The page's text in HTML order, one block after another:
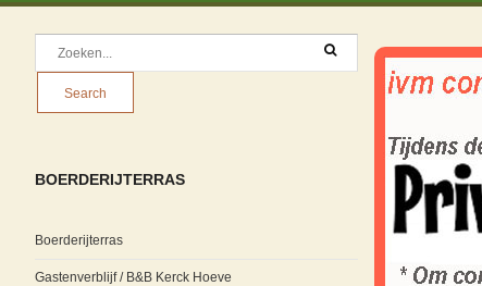
BOERDERIJTERRAS
Boerderijterras
Gastenverblijf / B&B Kerck Hoeve